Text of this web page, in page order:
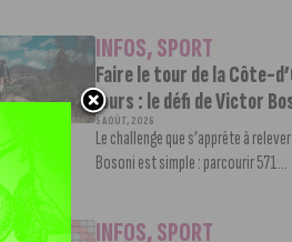
INFOS,SPORT
Faire le tour de la Côte-
jours : le défi de Victor
5 AOÛT, 2026
Le challenge que s’apprête à
Bosoni est simple : parcourir 571...
INFOS,SPORT